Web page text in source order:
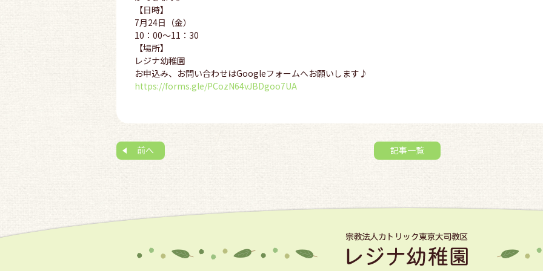
【日時】
7月24日（金）
10：00～11：30
【場所】
レジナ幼稚園
お申込み、お問い合わせはGoogleフォームへお願いします♪
https://forms.gle/PCozN64vJBDgoo7UA
前へ 記事一覧